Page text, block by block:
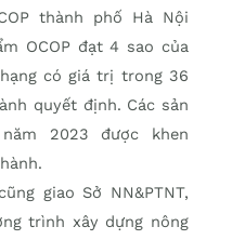
thành phố Hà Nội
OCOP đạt 4 sao của
có giá trị trong 36
quyết định. Các sản
2023 được khen
giao Sở NN&PTNT,
trình xây dựng nông